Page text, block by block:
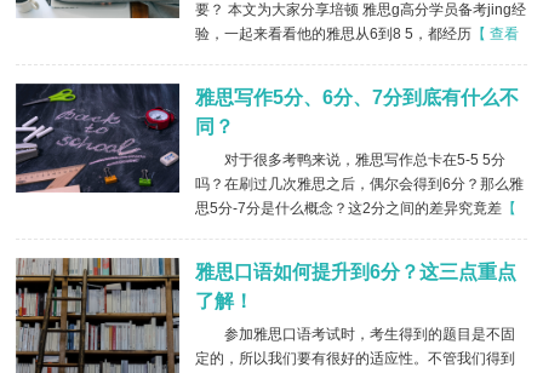
要？ 本文为大家分享培顿 雅思g高分学员备考jing经
验，一起来看看他的雅思从6到8 5，都经历【 查看
雅思写作5分、6分、7分到底有什么不
同？
对于很多考鸭来说，雅思写作总卡在5-5 5分
吗？在刷过几次雅思之后，偶尔会得到6分？那么雅
思5分-7分是什么概念？这2分之间的差异究竟差【
雅思口语如何提升到6分？这三点重点
了解！
参加雅思口语考试时，考生得到的题目是不固
定的，所以我们要有很好的适应性。不管我们得到